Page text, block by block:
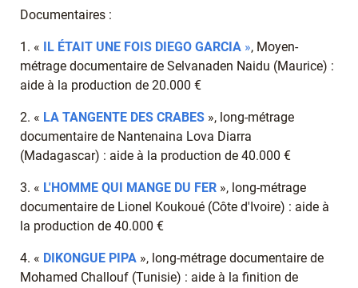
Documentaires :
1. « IL ÉTAIT UNE FOIS DIEGO GARCIA », Moyen-
métrage documentaire de Selvanaden Naidu (Maurice) :
aide à la production de 20.000 €
2. « LA TANGENTE DES CRABES », long-métrage
documentaire de Nantenaina Lova Diarra
(Madagascar) : aide à la production de 40.000 €
3. « L'HOMME QUI MANGE DU FER », long-métrage
documentaire de Lionel Koukoué (Côte d'Ivoire) : aide à
la production de 40.000 €
4. « DIKONGUE PIPA », long-métrage documentaire de
Mohamed Challouf (Tunisie) : aide à la finition de